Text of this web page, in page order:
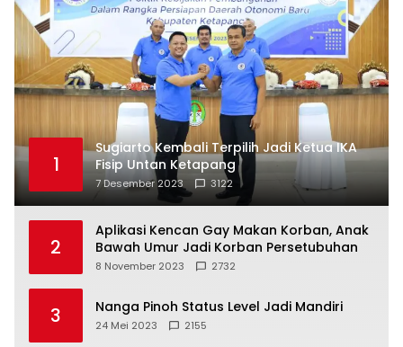
1
Sugiarto Kembali Terpilih Jadi Ketua IKA
Fisip Untan Ketapang
7 Desember 2023 3122
2
Aplikasi Kencan Gay Makan Korban, Anak
Bawah Umur Jadi Korban Persetubuhan
8 November 2023 2732
3 Nanga Pinoh Status Level Jadi Mandiri
24 Mei 2023 2155